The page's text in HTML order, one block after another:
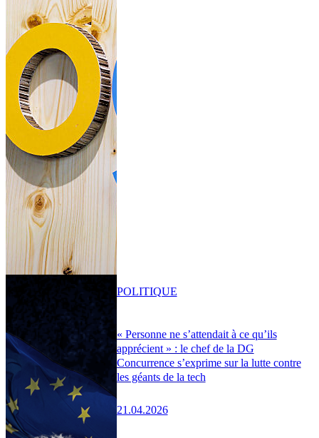
« Personne ne s’attendait à ce qu’ils
apprécient » : le chef de la DG
Concurrence s’exprime sur la lutte contre
les géants de la tech
21.04.2026
POLITIQUE